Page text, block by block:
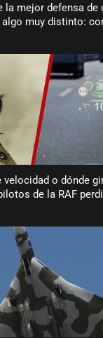
la mejor defensa de
algo muy distinto:
o dónde
de la RAF